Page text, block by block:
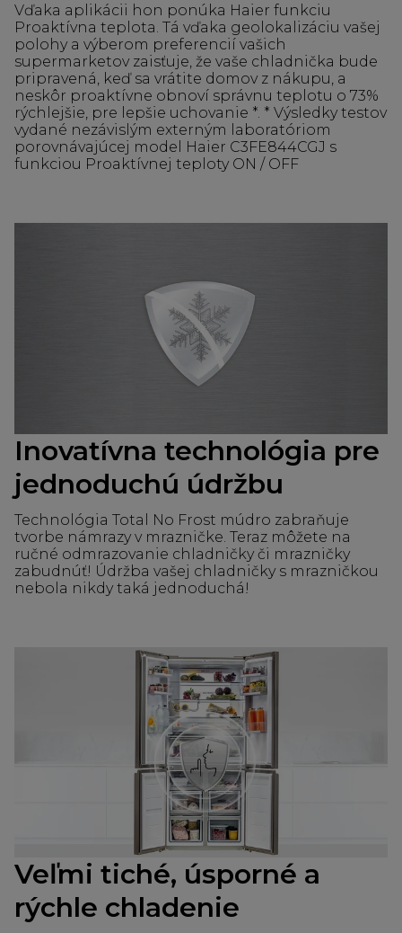
Vďaka aplikácii hon ponúka Haier funkciu
Proaktívna teplota. Tá vďaka geolokalizáciu vašej
polohy a výberom preferencií vašich
supermarketov zaisťuje, že vaše chladnička bude
pripravená, keď sa vrátite domov z nákupu, a
neskôr proaktívne obnoví správnu teplotu o 73%
rýchlejšie, pre lepšie uchovanie *. * Výsledky testov
vydané nezávislým externým laboratóriom
porovnávajúcej model Haier C3FE844CGJ s
funkciou Proaktívnej teploty ON / OFF
Inovatívna technológia pre
jednoduchú údržbu
Technológia Total No Frost múdro zabraňuje
tvorbe námrazy v mrazničke. Teraz môžete na
ručné odmrazovanie chladničky či mrazničky
zabudnúť! Údržba vašej chladničky s mrazničkou
nebola nikdy taká jednoduchá!
Veľmi tiché, úsporné a
rýchle chladenie